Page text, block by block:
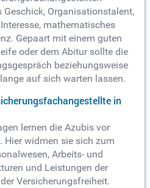
Organisationstalent,
mathematisches
Gepaart mit einem guten
oder dem Abitur sollte die
beziehungsweise
auf sich warten lassen.
in
lernen die Azubis vor
Hier widmen sie sich zum
Arbeits- und
und Leistungen der
Versicherungsfreiheit.